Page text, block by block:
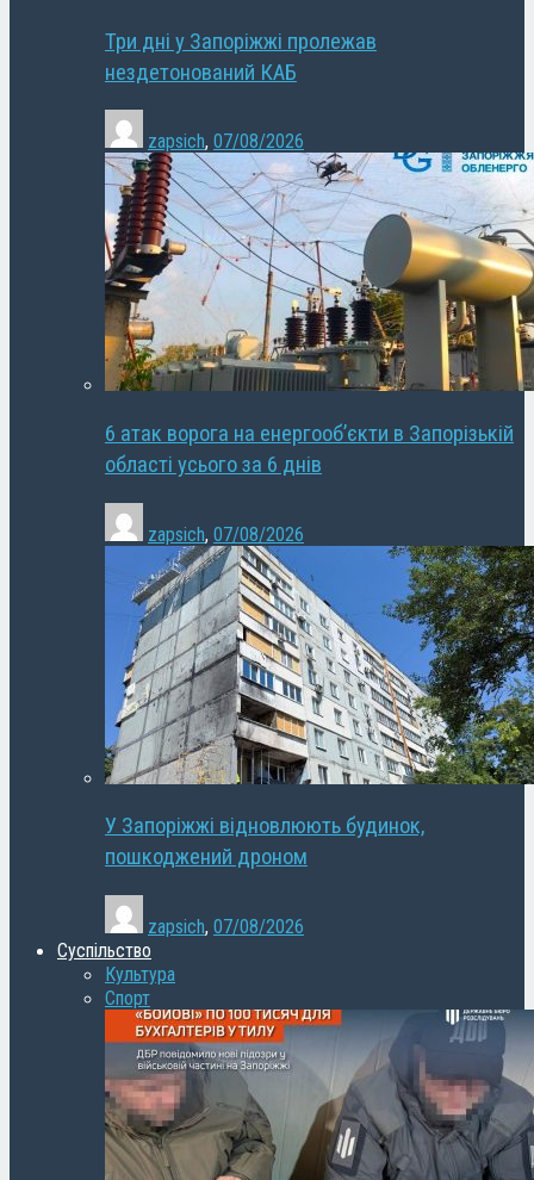
Три дні у Запоріжжі пролежав
нездетонований КАБ
zapsich, 07/08/2026
6 атак ворога на енергооб’єкти в Запорізькій
області усього за 6 днів
zapsich, 07/08/2026
У Запоріжжі відновлюють будинок,
пошкоджений дроном
zapsich, 07/08/2026
Суспільство
Культура
Спорт